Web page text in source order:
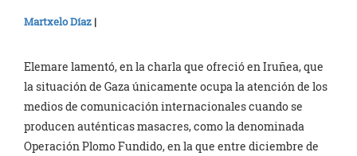
Martxelo Díaz |
Elemare lamentó, en la charla que ofreció en Iruñea, que
la situación de Gaza únicamente ocupa la atención de los
medios de comunicación internacionales cuando se
producen auténticas masacres, como la denominada
Operación Plomo Fundido, en la que entre diciembre de